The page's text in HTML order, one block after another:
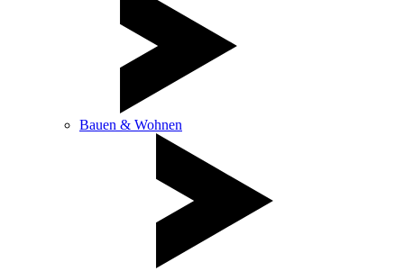
Bauen & Wohnen